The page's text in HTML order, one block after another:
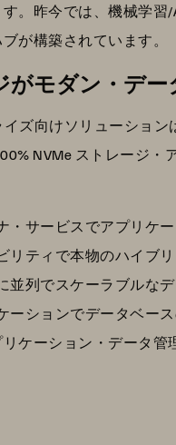
。昨今では、機械学
が構築されています。
がモダン・デ
イズ向けソリューショ
NVMe ストレージ
・サービスでアプリケ
リティで本物のハイブ
並列でスケーラブルな
ーションでデータベー
ケーション・データ